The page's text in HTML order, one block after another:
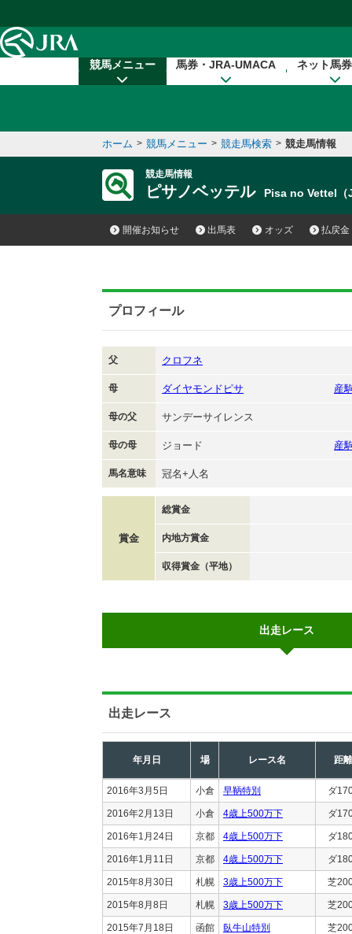
競馬メニュー 馬券・JRA-UMACA ネット馬
ホーム > 競馬メニュー > 競走馬検索 > 競走馬情報
競走馬情報
ピサノベッテル Pisa no Vettel（
開催お知らせ 出馬表 オッズ 払戻金
プロフィール
父 クロフネ
母 ダイヤモンドピサ 産
母の父 サンデーサイレンス
母の母 ジョード 産
馬名意味 冠名+人名
賞金
総賞金
内地方賞金
収得賞金（平地）
出走レース
出走レース
年月日 場 レース名 距離
2016年3月5日 小倉 早鞆特別 ダ
2016年2月13日 小倉 4歳上500万下 ダ
2016年1月24日 京都 4歳上500万下 ダ
2016年1月11日 京都 4歳上500万下 ダ
2015年8月30日 札幌 3歳上500万下 芝
2015年8月8日 札幌 3歳上500万下 芝
2015年7月18日 函館 臥牛山特別 芝